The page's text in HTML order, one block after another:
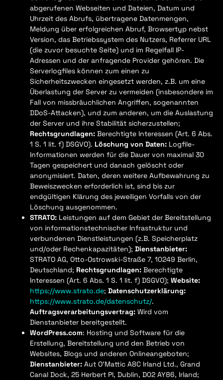
abgerufenen Webseiten und Dateien, Datum und
Uhrzeit des Abrufs, übertragene Datenmengen,
Meldung über erfolgreichen Abruf, Browsertyp nebst
Version, das Betriebssystem des Nutzers, Referrer URL
(die zuvor besuchte Seite) und im Regelfall IP-
Adressen und der anfragende Provider gehören. Die
Serverlogfiles können zum einen zu
Sicherheitszwecken eingesetzt werden, z.B. um eine
Überlastung der Server zu vermeiden (insbesondere im
Fall von missbräuchlichen Angriffen, sogenannten
DDoS-Attacken), und zum anderen, um die Auslastung
der Server und ihre Stabilität sicherzustellen;
Rechtsgrundlagen: Berechtigte Interessen (Art. 6 Abs.
1 S. 1 lit. f) DSGVO). Löschung von Daten: Logfile-
Informationen werden für die Dauer von maximal 30
Tagen gespeichert und danach gelöscht oder
anonymisiert. Daten, deren weitere Aufbewahrung zu
Beweiszwecken erforderlich ist, sind bis zur
endgültigen Klärung des jeweiligen Vorfalls von der
Löschung ausgenommen.
STRATO: Leistungen auf dem Gebiet der Bereitstellung
von informationstechnischer Infrastruktur und
verbundenen Dienstleistungen (z.B. Speicherplatz
und/oder Rechenkapazitäten); Dienstanbieter:
STRATO AG, Otto-Ostrowski-Straße 7, 10249 Berlin,
Deutschland; Rechtsgrundlagen: Berechtigte
Interessen (Art. 6 Abs. 1 S. 1 lit. f) DSGVO); Website:
https://www.strato.de; Datenschutzerklärung:
https://www.strato.de/datenschutz/.
Auftragsverarbeitungsvertrag: Wird vom
Dienstanbieter bereitgestellt.
WordPress.com: Hosting und Software für die
Erstellung, Bereitstellung und den Betrieb von
Websites, Blogs und anderen Onlineangeboten;
Dienstanbieter: Aut O’Mattic A8C Irland Ltd., Grand
Canal Dock, 25 Herbert Pl, Dublin, D02 AY86, Irland;